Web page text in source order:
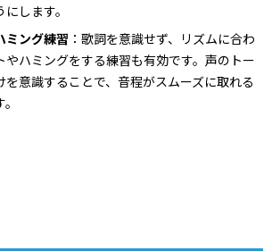
します。
ミング練習 ：歌詞を意識せず、リズムに合わ
やハミングをする練習も有効です。声のトー
を意識することで、音程がスムーズに取れる